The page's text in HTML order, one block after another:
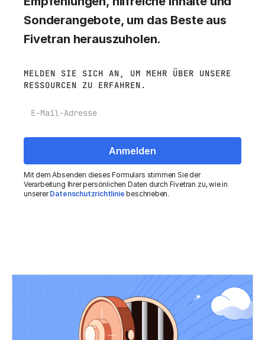
Sonderangebote, um das Beste aus
Fivetran herauszuholen.
MELDEN SIE SICH AN, UM MEHR ÜBER UNSERE
RESSOURCEN ZU ERFAHREN.
Mit dem Absenden dieses Formulars stimmen Sie der
Verarbeitung Ihrer persönlichen Daten durch Fivetran zu, wie in
unsererDatenschutzrichtlinie beschrieben.